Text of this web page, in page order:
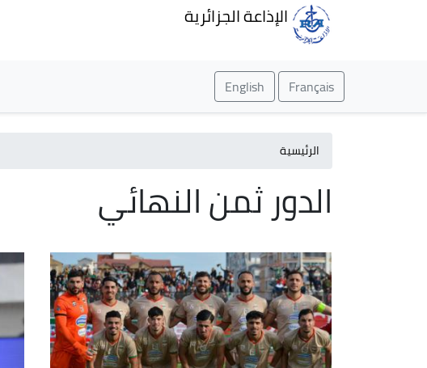
الإذاعة الجزائرية
Français
English
الرئيسية
الدور ثمن النهائي